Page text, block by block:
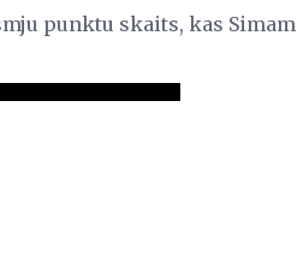
punktu skaits, kas Simam